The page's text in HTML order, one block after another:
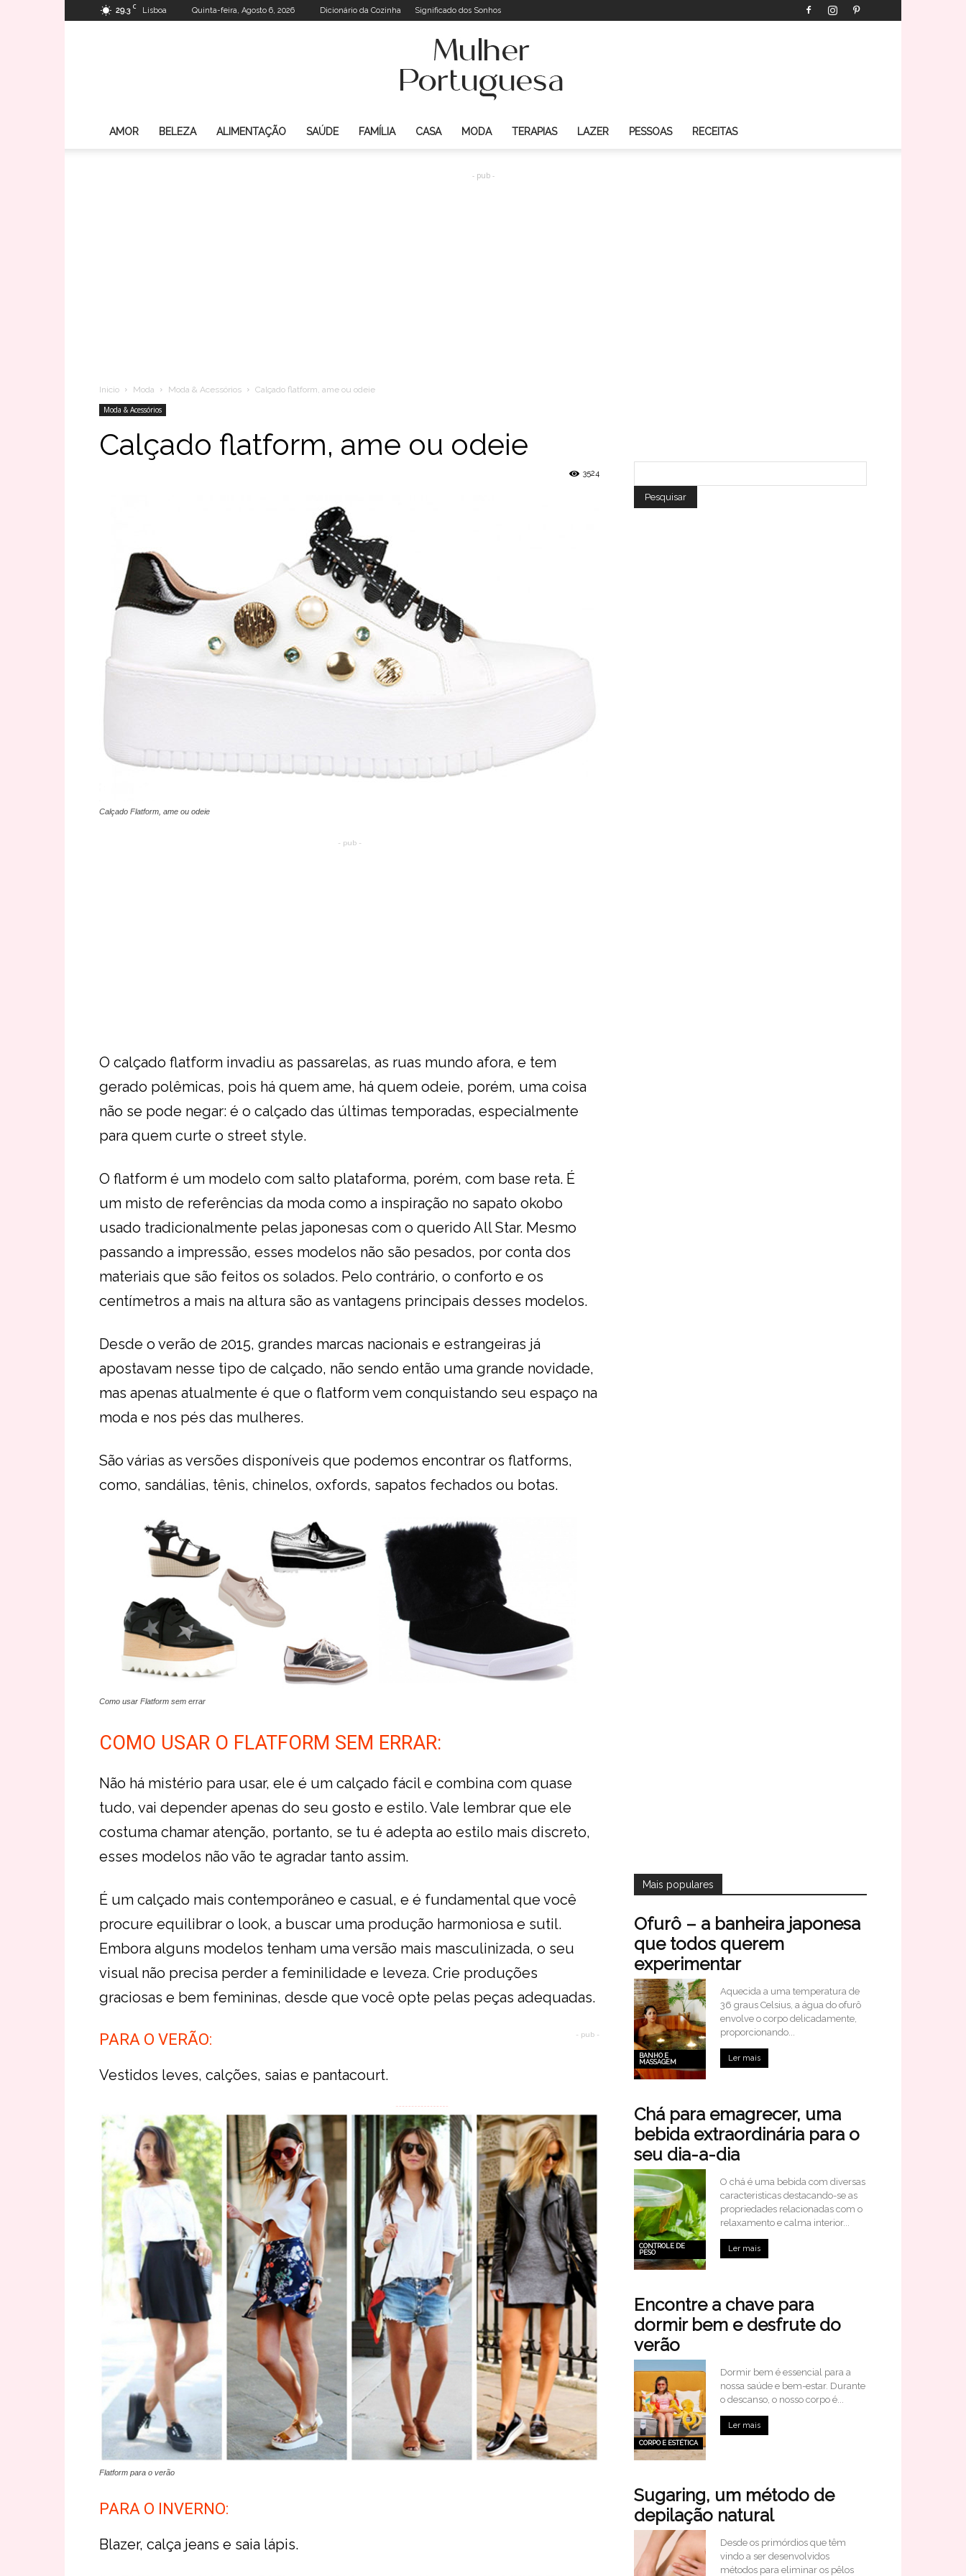
29.3 C Lisboa Quinta-feira, Agosto 6, 2026 Dicionário da Cozinha Significado dos Sonhos
AMOR BELEZA ALIMENTAÇÃO SAÚDE FAMÍLIA CASA MODA TERAPIAS LAZER PESSOAS RECEITAS
- pub -
Inicio Moda Moda & Acessórios
Calçado flatform, ame ou odeie
Moda & Acessórios
Calçado flatform, ame ou odeie
3524
Calçado Flatform, ame ou odeie
- pub -
O calçado flatform invadiu as passarelas, as ruas mundo afora, e tem
gerado polêmicas, pois há quem ame, há quem odeie, porém, uma coisa
não se pode negar: é o calçado das últimas temporadas, especialmente
para quem curte o street style.
O flatform é um modelo com salto plataforma, porém, com base reta. É
um misto de referências da moda como a inspiração no sapato okobo
usado tradicionalmente pelas japonesas com o querido All Star. Mesmo
passando a impressão, esses modelos não são pesados, por conta dos
materiais que são feitos os solados. Pelo contrário, o conforto e os
centímetros a mais na altura são as vantagens principais desses modelos.
Desde o verão de 2015, grandes marcas nacionais e estrangeiras já
apostavam nesse tipo de calçado, não sendo então uma grande novidade,
mas apenas atualmente é que o flatform vem conquistando seu espaço na
moda e nos pés das mulheres.
São várias as versões disponíveis que podemos encontrar os flatforms,
como, sandálias, tênis, chinelos, oxfords, sapatos fechados ou botas.
Como usar Flatform sem errar
COMO USAR O FLATFORM SEM ERRAR:
Não há mistério para usar, ele é um calçado fácil e combina com quase
tudo, vai depender apenas do seu gosto e estilo. Vale lembrar que ele
costuma chamar atenção, portanto, se tu é adepta ao estilo mais discreto,
esses modelos não vão te agradar tanto assim.
É um calçado mais contemporâneo e casual, e é fundamental que você
procure equilibrar o look, a buscar uma produção harmoniosa e sutil.
Embora alguns modelos tenham uma versão mais masculinizada, o seu
visual não precisa perder a feminilidade e leveza. Crie produções
graciosas e bem femininas, desde que você opte pelas peças adequadas.
- pub -
PARA O VERÃO:
Vestidos leves, calções, saias e pantacourt.
Flatform para o verão
PARA O INVERNO:
Blazer, calça jeans e saia lápis.
Mais populares
Ofurô – a banheira japonesa
que todos querem
experimentar
BANHO E
MASSAGEM
Aquecida a uma temperatura de
36 graus Celsius, a água do ofurô
envolve o corpo delicadamente,
proporcionando...
Ler mais
Chá para emagrecer, uma
bebida extraordinária para o
seu dia-a-dia
CONTROLE DE
PESO
O chá é uma bebida com diversas
caracteristicas destacando-se as
propriedades relacionadas com o
relaxamento e calma interior...
Ler mais
Encontre a chave para
dormir bem e desfrute do
verão
CORPO E ESTÉTICA
Dormir bem é essencial para a
nossa saúde e bem-estar. Durante
o descanso, o nosso corpo é...
Ler mais
Sugaring, um método de
depilação natural
Desde os primórdios que têm
vindo a ser desenvolvidos
métodos para eliminar os pêlos